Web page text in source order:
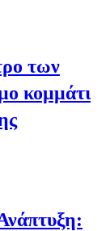
των
κομμάτι